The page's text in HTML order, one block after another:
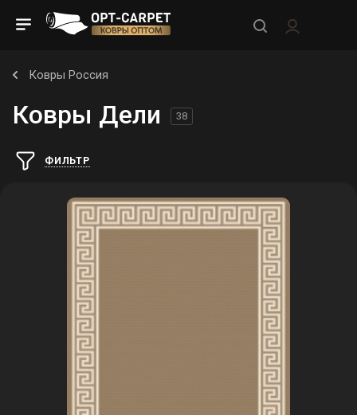
Ковры Россия
Ковры Дели 38
ФИЛЬТР